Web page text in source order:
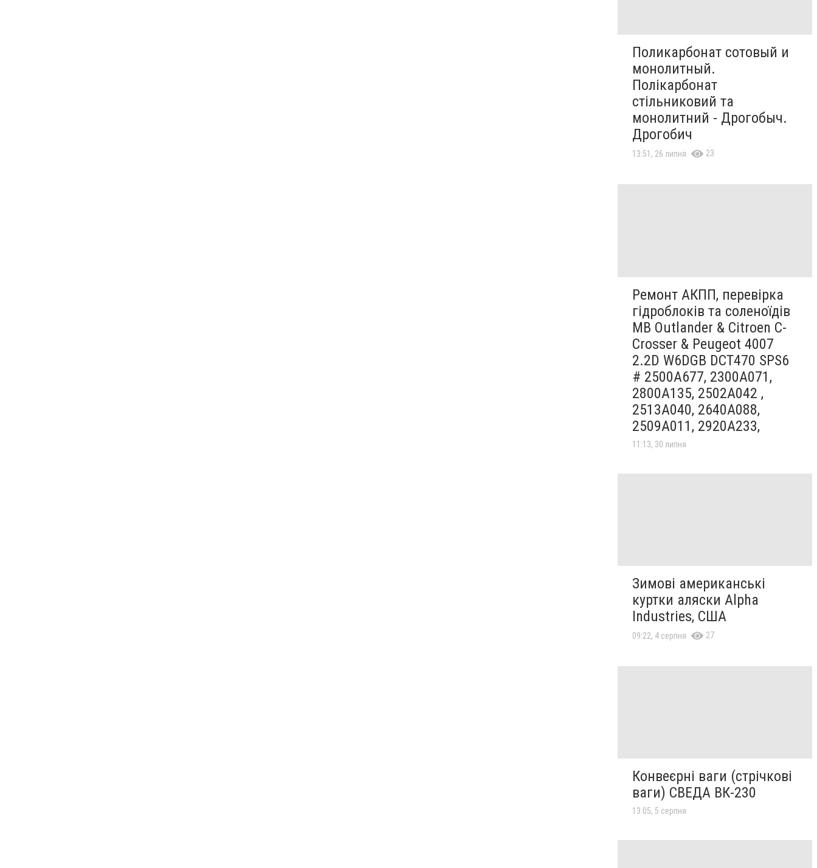
Поликарбонат сотовый и
монолитный.
Полікарбонат
стільниковий та
монолитний - Дрогобыч.
Дрогобич
13:51, 26 липня 23
Ремонт АКПП, перевірка
гідроблоків та соленоїдів
MB Outlander & Citroen C-
Crosser & Peugeot 4007
2.2D W6DGB DCT470 SPS6
# 2500A677, 2300A071,
2800A135, 2502A042 ,
2513A040, 2640A088,
2509A011, 2920A233,
11:13, 30 липня
Зимові американські
куртки аляски Alpha
Industries, США
09:22, 4 серпня 27
Конвеєрні ваги (стрічкові
ваги) СВЕДА ВК-230
13:05, 5 серпня